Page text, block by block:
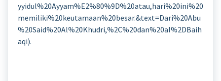
yyidul%20Ayyam%E2%80%9D%20atau,hari%20ini%20
memiliki%20keutamaan%20besar.&text=Dari%20Abu
%20Said%20Al%20Khudri,%2C%20dan%20al%2DBaih
aqi).